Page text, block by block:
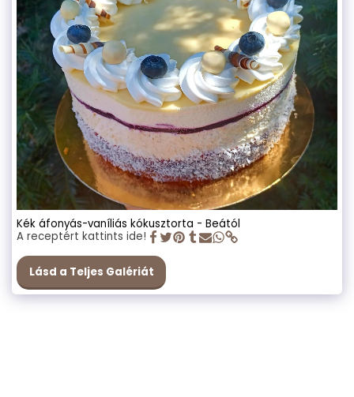
Kék áfonyás-vaníliás kókusztorta - Beától
A receptért kattints ide!
Lásd a Teljes Galériát